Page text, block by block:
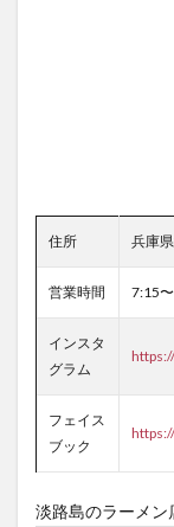
住所 兵庫
営業時間 7:15
インスタ
グラム
フェイス
ブック
淡路島のラーメン